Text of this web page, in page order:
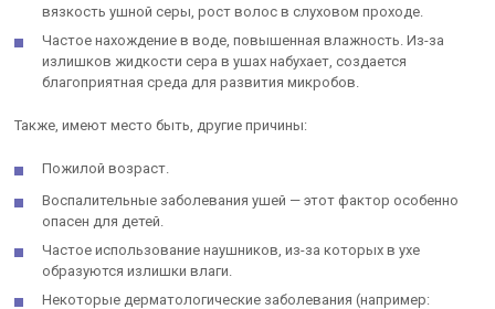
вязкость ушной серы, рост волос в слуховом проходе.
Частое нахождение в воде, повышенная влажность. Из-за
излишков жидкости сера в ушах набухает, создается
благоприятная среда для развития микробов.
Также, имеют место быть, другие причины:
Пожилой возраст.
Воспалительные заболевания ушей — этот фактор особенно
опасен для детей.
Частое использование наушников, из-за которых в ухе
образуются излишки влаги.
Некоторые дерматологические заболевания (например: